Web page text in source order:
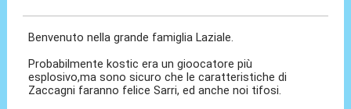
Benvenuto nella grande famiglia Laziale.
Probabilmente kostic era un gioocatore più
esplosivo,ma sono sicuro che le caratteristiche di
Zaccagni faranno felice Sarri, ed anche noi tifosi.